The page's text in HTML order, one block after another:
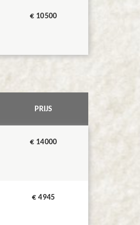
€ 10500
PRIJS
€ 14000
€ 4945